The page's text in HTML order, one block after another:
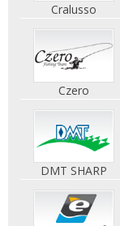
Cralusso
Czero
DMT SHARP